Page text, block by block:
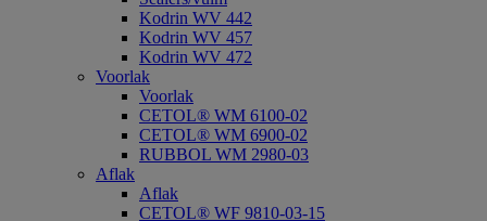
Kodrin WV 442
Kodrin WV 457
Kodrin WV 472
Voorlak
Voorlak
CETOL® WM 6100-02
CETOL® WM 6900-02
RUBBOL WM 2980-03
Aflak
Aflak
CETOL® WF 9810-03-15